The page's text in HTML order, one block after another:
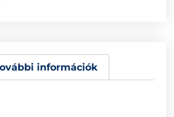
információk